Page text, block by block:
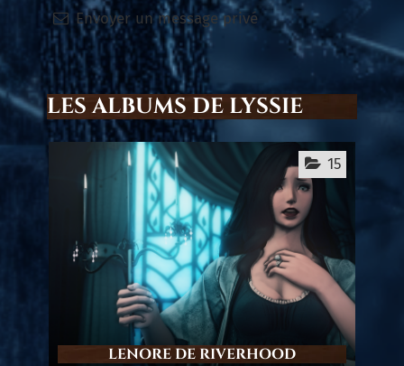
Envoyer un message privé
LES ALBUMS DE LYSSIE
15
LENORE DE RIVERHOOD